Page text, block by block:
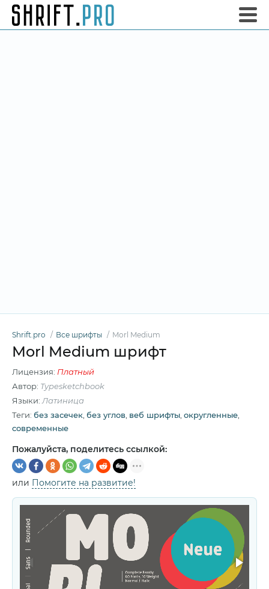
Shrift.pro Все шрифты Morl Medium
Morl Medium шрифт
Лицензия: Платный
Автор: Typesketchbook
Языки: Латиница
Теги: без засечек без углов веб шрифты округленные
современные
Пожалуйста, поделитесь ссылкой:
или Помогите на развитие!